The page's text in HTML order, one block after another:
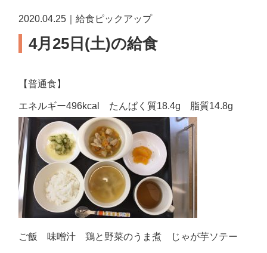
2020.04.25｜給食ピックアップ
4月25日(土)の給食
【普通食】
エネルギー496kcal たんぱく質18.4g 脂質14.8g
ご飯 味噌汁 鶏と野菜のうま煮 じゃが芋ソテー